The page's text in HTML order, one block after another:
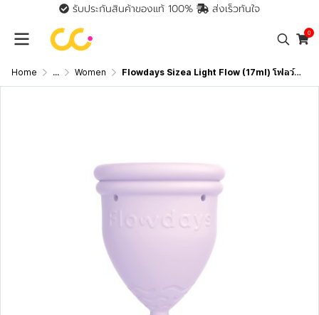
รับประกันสินค้าของแท้ 100% ส่งเร็วทันใจ
0
Home ... Women Flowdays Sizea Light Flow (17ml) โฟลว์เดย์ ถ้วยอนามัยรองรับประจำเดือน